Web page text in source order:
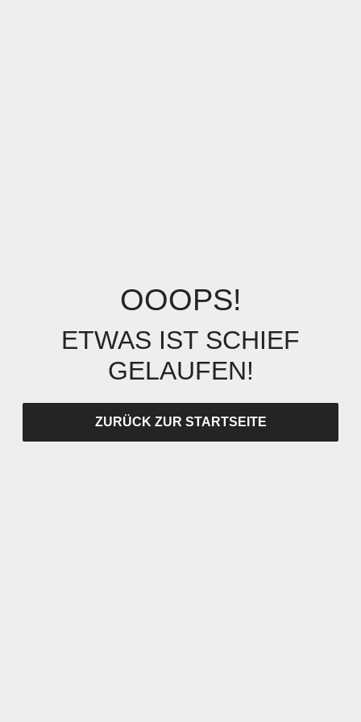
OOOPS!
ETWAS IST SCHIEF
GELAUFEN!
ZURÜCK ZUR STARTSEITE